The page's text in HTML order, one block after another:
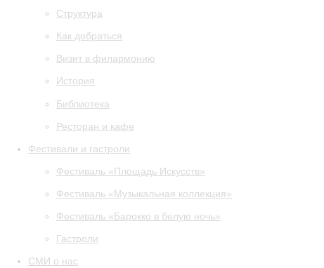
Структура
Как добраться
Визит в филармонию
История
Библиотека
Ресторан и кафе
Фестивали и гастроли
Фестиваль «Площадь Искусств»
Фестиваль «Музыкальная коллекция»
Фестиваль «Барокко в белую ночь»
Гастроли
СМИ о нас